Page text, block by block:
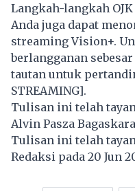
Langkah-langkah
Anda juga dapat
streaming Vision+.
berlangganan
tautan untuk
STREAMING].
Tulisan ini telah
Alvin Pasza
Tulisan ini telah
Redaksi pada 20 Jun